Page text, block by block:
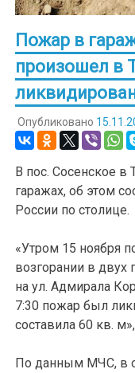
Пожар в
произошел в
Опубликовано
В пос. Сосенское
гаражах, об этом
России по столице.
«Утром 15 ноября
возгорании в двух
на ул. Адмирала
7:30 пожар был
составила 60 кв.
По данным МЧС, в